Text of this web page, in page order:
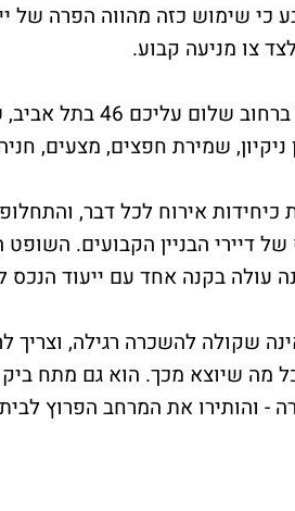
כי שימוש כזה מהווה הפרה של
צו מניעה קבוע.
הפרשה עסקה בדירות
ניקיון, שמירת חפצים, מצעים,
כיחידות אירוח לכל דבר,
דיירי הבניין הקבועים.
עולה בקנה אחד עם ייעוד הנכס
שקולה להשכרה רגילה,
מה שיוצא מכך. הוא גם מתח
- והותירו את המרחב הפרוץ